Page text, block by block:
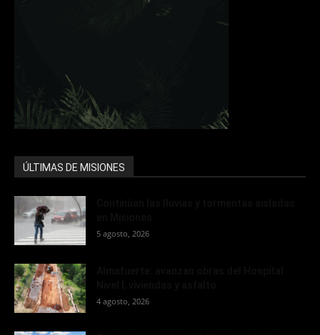
ÚLTIMAS DE MISIONES
5 agosto, 2026
4 agosto, 2026